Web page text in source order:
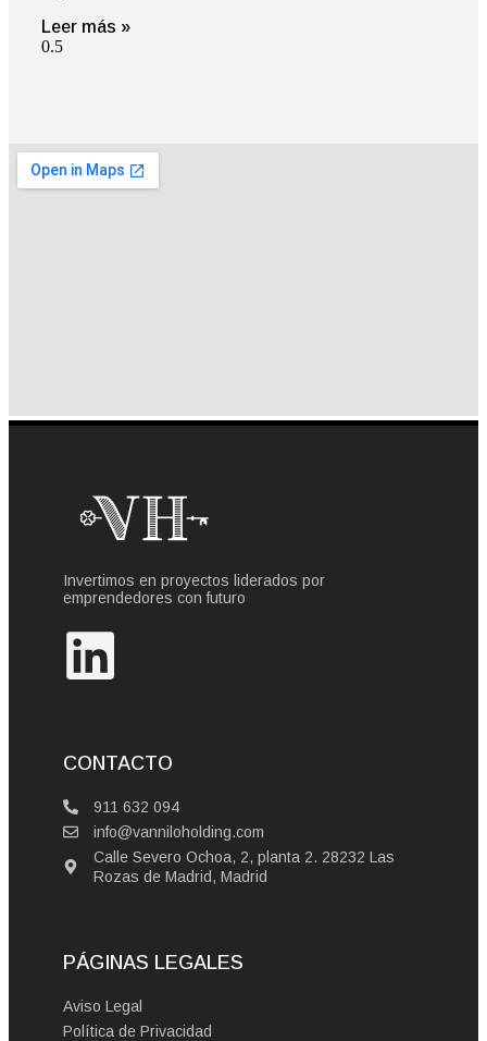
Leer más »
Invertimos en proyectos liderados por
emprendedores con futuro
CONTACTO
911 632 094
info@vanniloholding.com
Calle Severo Ochoa, 2, planta 2. 28232 Las
Rozas de Madrid, Madrid
PÁGINAS LEGALES
Aviso Legal
Política de Privacidad